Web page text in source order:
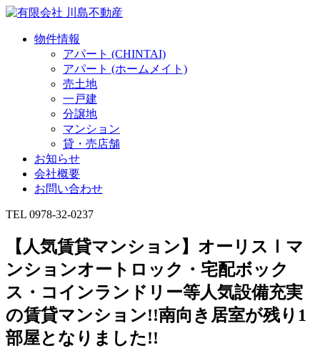
物件情報
アパート (CHINTAI)
アパート (ホームメイト)
売土地
一戸建
分譲地
マンション
貸・売店舗
お知らせ
会社概要
お問い合わせ
TEL 0978-32-0237
【人気賃貸マンション】オーリスⅠマ
ンションオートロック・宅配ボック
ス・コインランドリー等人気設備充実
の賃貸マンション!!南向き居室が残り1
部屋となりました!!